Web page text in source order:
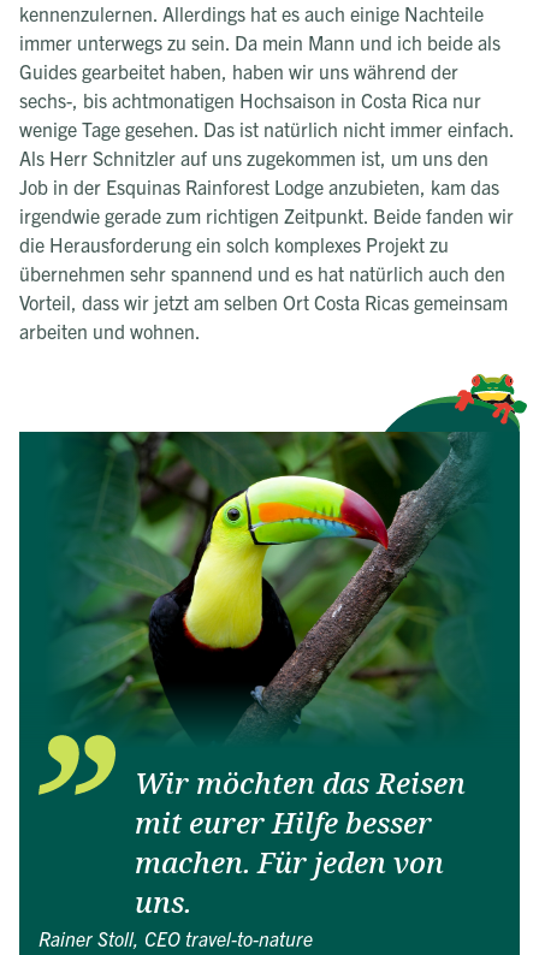
kennenzulernen. Allerdings hat es auch einige Nachteile
immer unterwegs zu sein. Da mein Mann und ich beide als
Guides gearbeitet haben, haben wir uns während der
sechs-, bis achtmonatigen Hochsaison in Costa Rica nur
wenige Tage gesehen. Das ist natürlich nicht immer einfach.
Als Herr Schnitzler auf uns zugekommen ist, um uns den
Job in der Esquinas Rainforest Lodge anzubieten, kam das
irgendwie gerade zum richtigen Zeitpunkt. Beide fanden wir
die Herausforderung ein solch komplexes Projekt zu
übernehmen sehr spannend und es hat natürlich auch den
Vorteil, dass wir jetzt am selben Ort Costa Ricas gemeinsam
arbeiten und wohnen.
Wir möchten das Reisen
mit eurer Hilfe besser
machen. Für jeden von
uns.
Rainer Stoll, CEO travel-to-nature